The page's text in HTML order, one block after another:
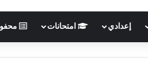
إعدادي امتحانات